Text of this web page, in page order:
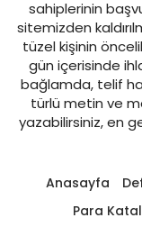
sahiplerinin
sitemizden
tüzel kişinin
gün içerisinde
bağlamda, telif
türlü metin ve
yazabilirsiniz, en
Anasayfa
Para